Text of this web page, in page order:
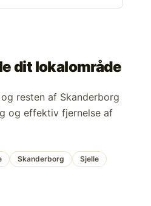
dit lokalområde
og resten af Skanderborg
og effektiv fjernelse af
Skanderborg
Sjelle